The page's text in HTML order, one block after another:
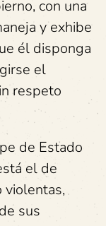
con una
y exhibe
él disponga
el
respeto
de Estado
el de
violentas,
sus